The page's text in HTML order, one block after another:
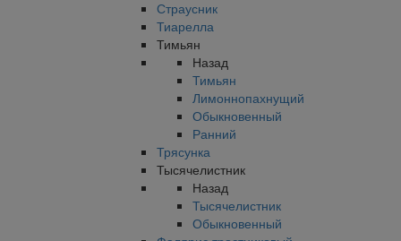
Страусник
Тиарелла
Тимьян
Назад
Тимьян
Лимоннопахнущий
Обыкновенный
Ранний
Трясунка
Тысячелистник
Назад
Тысячелистник
Обыкновенный